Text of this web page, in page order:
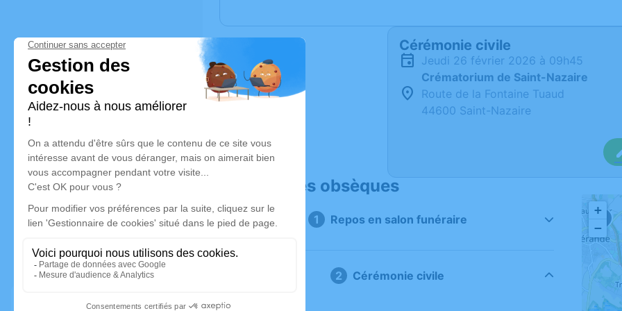
Cérémonie civile
jeudi 26 février 2026 à 09h45
Crématorium de Saint-Nazaire
Route de la Fontaine Tuaud
44600 Saint-Nazaire
Déroulé des obsèques
Repos en salon funéraire
Cérémonie civile
+
−